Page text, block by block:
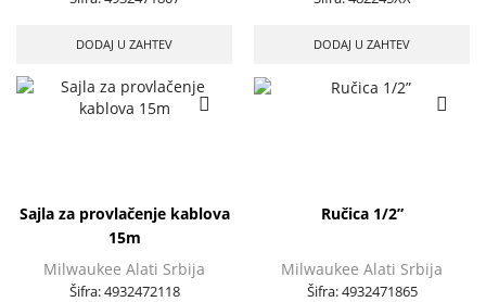
DODAJ U ZAHTEV DODAJ U ZAHTEV
Sajla za provlačenje kablova
15m
Milwaukee Alati Srbija
Šifra:4932472118
Ručica 1/2”
Milwaukee Alati Srbija
Šifra:4932471865